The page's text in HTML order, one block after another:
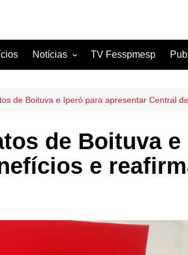
Notícias
Artigos
TV Fesspmesp
de Boituva e Iperó para apresentar Central
de Boituva e
e